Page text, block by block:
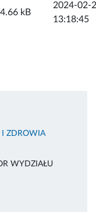
kB
2024-02-
13:18:45
I ZDROWIA
WYDZIAŁU